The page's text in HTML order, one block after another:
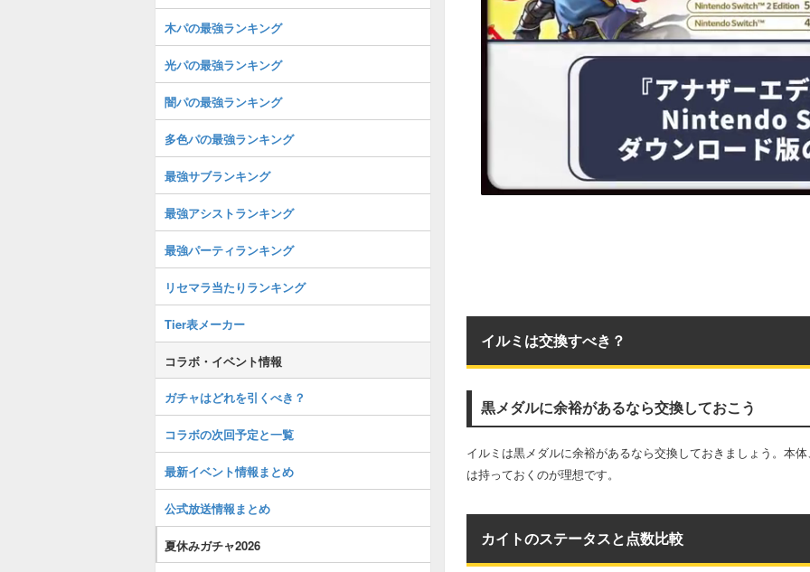
イルミは交換すべき？
黒メダルに余裕があるなら交換しておこう
イルミは黒メダルに余裕があるなら交換しておきましょう。本
は持っておくのが理想です。
カイトのステータスと点数比較
木パの最強ランキング
光パの最強ランキング
闇パの最強ランキング
多色パの最強ランキング
最強サブランキング
最強アシストランキング
最強パーティランキング
リセマラ当たりランキング
Tier表メーカー
コラボ・イベント情報
ガチャはどれを引くべき？
コラボの次回予定と一覧
最新イベント情報まとめ
公式放送情報まとめ
夏休みガチャ2026